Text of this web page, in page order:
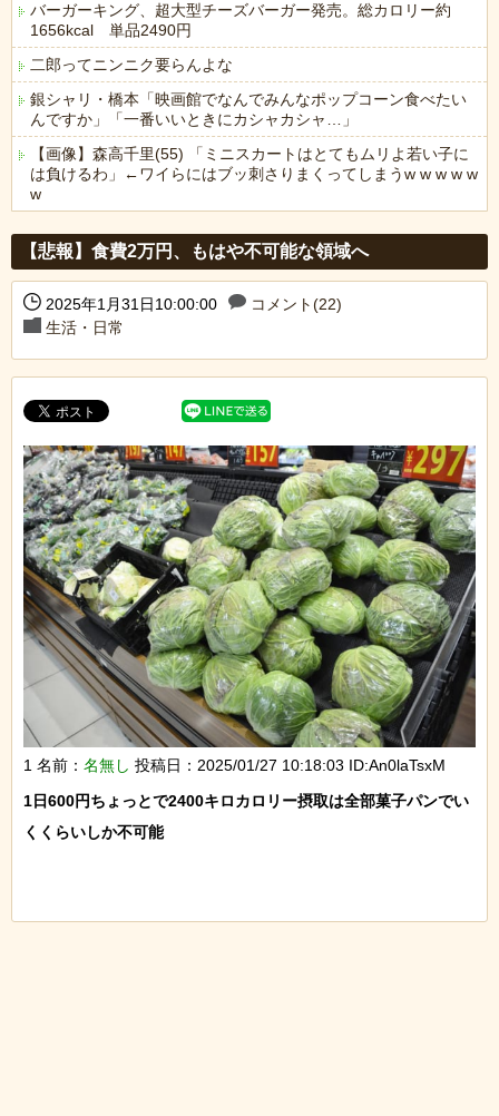
バーガーキング、超大型チーズバーガー発売。総カロリー約
1656kcal 単品2490円
二郎ってニンニク要らんよな
銀シャリ・橋本「映画館でなんでみんなポップコーン食べたい
んですか」「一番いいときにカシャカシャ…」
【画像】森高千里(55) 「ミニスカートはとてもムリよ若い子に
は負けるわ」←ワイらにはブッ刺さりまくってしまうw w w w w
w
【悲報】食費2万円、もはや不可能な領域へ
2025年1月31日10:00:00
コメント(22)
生活・日常
1 名前： 名無し 投稿日：2025/01/27 10:18:03 ID:An0laTsxM
1日600円ちょっとで2400キロカロリー摂取は全部菓子パンでい
くくらいしか不可能